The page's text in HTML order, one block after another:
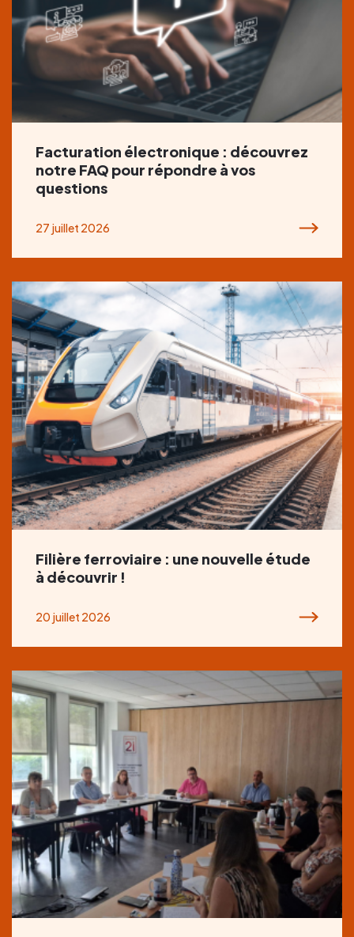
Facturation électronique : découvrez
notre FAQ pour répondre à vos
questions
27 juillet 2026
Filière ferroviaire : une nouvelle étude
à découvrir !
20 juillet 2026